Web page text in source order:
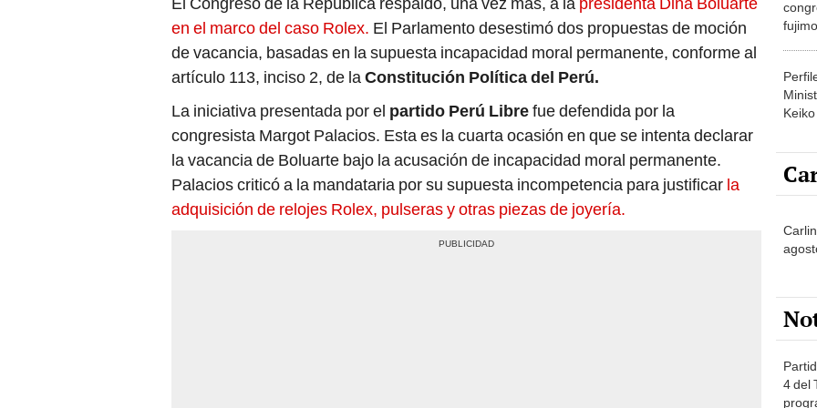
en el marco del caso Rolex. El Parlamento desestimó dos propuestas de moción
de vacancia, basadas en la supuesta incapacidad moral permanente, conforme al
artículo 113, inciso 2, de laConstitución Política del Perú.
La iniciativa presentada por el partido Perú Librefue defendida por la
congresista Margot Palacios. Esta es la cuarta ocasión en que se intenta declarar
la vacancia de Boluarte bajo la acusación de incapacidad moral permanente.
Palacios criticó a la mandataria por su supuesta incompetencia para justificar la
adquisición de relojes Rolex, pulseras y otras piezas de joyería.
4 del